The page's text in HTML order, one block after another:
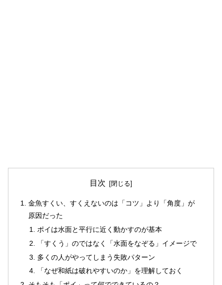
目次
金魚すくい、すくえないのは「コツ」より「角度」が
原因だった
ポイは水面と平行に近く動かすのが基本
「すくう」のではなく「水面をなぞる」イメージで
多くの人がやってしまう失敗パターン
「なぜ和紙は破れやすいのか」を理解しておく